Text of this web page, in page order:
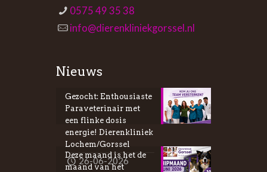
0575 49 35 38
info@dierenkliniekgorssel.nl
Nieuws
Gezocht: Enthousiaste
Paraveterinair met
een flinke dosis
energie! Dierenkliniek
Lochem/Gorssel
26-06-2026
Deze maand is het de
maand van het